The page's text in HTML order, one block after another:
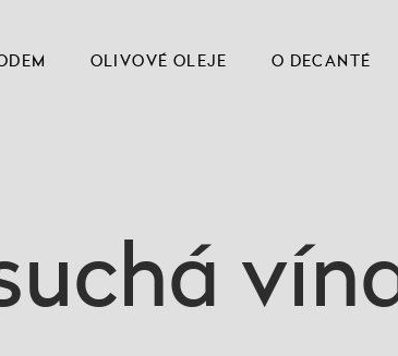
OLIVOVÉ OLEJE O DECANTÉ